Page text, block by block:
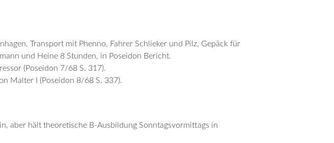
Transport mit Phenno, Fahrer Schlieker und Pilz, Gepäck für
und Heine 8 Stunden, in Poseidon Bericht.
(Poseidon 7/68 S. 317).
Malter I (Poseidon 8/68 S. 337).
aber hält theoretische B-Ausbildung Sonntagsvormittags in